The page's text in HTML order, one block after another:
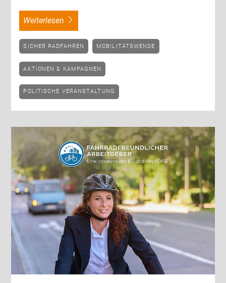
weiterlesen
SICHER RADFAHREN MOBILITÄTSWENDE
AKTIONEN & KAMPAGNEN
POLITISCHE VERANSTALTUNG